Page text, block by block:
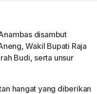
disambut
Wakil Bupati Raja
Budi, serta unsur
hangat yang diberikan